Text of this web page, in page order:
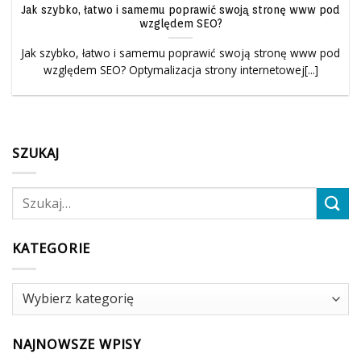
Jak szybko, łatwo i samemu poprawić swoją stronę www pod
względem SEO?
Jak szybko, łatwo i samemu poprawić swoją stronę www pod
względem SEO? Optymalizacja strony internetowej[...]
SZUKAJ
KATEGORIE
Kategorie
NAJNOWSZE WPISY